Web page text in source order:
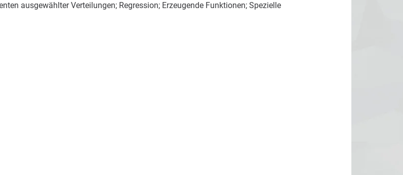
ausgewählter Verteilungen; Regression; Erzeugende Funktionen; Spezielle